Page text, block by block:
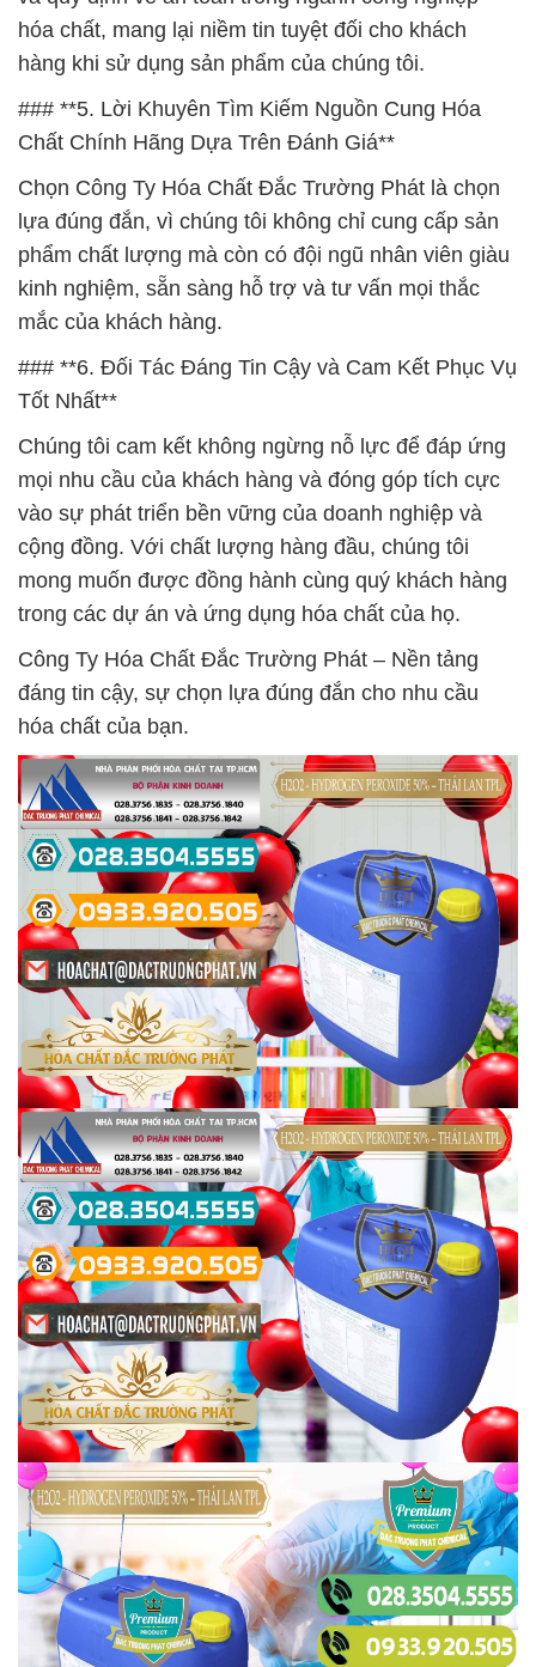
hóa chất, mang lại niềm tin tuyệt đối cho khách
hàng khi sử dụng sản phẩm của chúng tôi.
### **5. Lời Khuyên Tìm Kiếm Nguồn Cung Hóa
Chất Chính Hãng Dựa Trên Đánh Giá**
Chọn Công Ty Hóa Chất Đắc Trường Phát là chọn
lựa đúng đắn, vì chúng tôi không chỉ cung cấp sản
phẩm chất lượng mà còn có đội ngũ nhân viên giàu
kinh nghiệm, sẵn sàng hỗ trợ và tư vấn mọi thắc
mắc của khách hàng.
### **6. Đối Tác Đáng Tin Cậy và Cam Kết Phục Vụ
Tốt Nhất**
Chúng tôi cam kết không ngừng nỗ lực để đáp ứng
mọi nhu cầu của khách hàng và đóng góp tích cực
vào sự phát triển bền vững của doanh nghiệp và
cộng đồng. Với chất lượng hàng đầu, chúng tôi
mong muốn được đồng hành cùng quý khách hàng
trong các dự án và ứng dụng hóa chất của họ.
Công Ty Hóa Chất Đắc Trường Phát – Nền tảng
đáng tin cậy, sự chọn lựa đúng đắn cho nhu cầu
hóa chất của bạn.